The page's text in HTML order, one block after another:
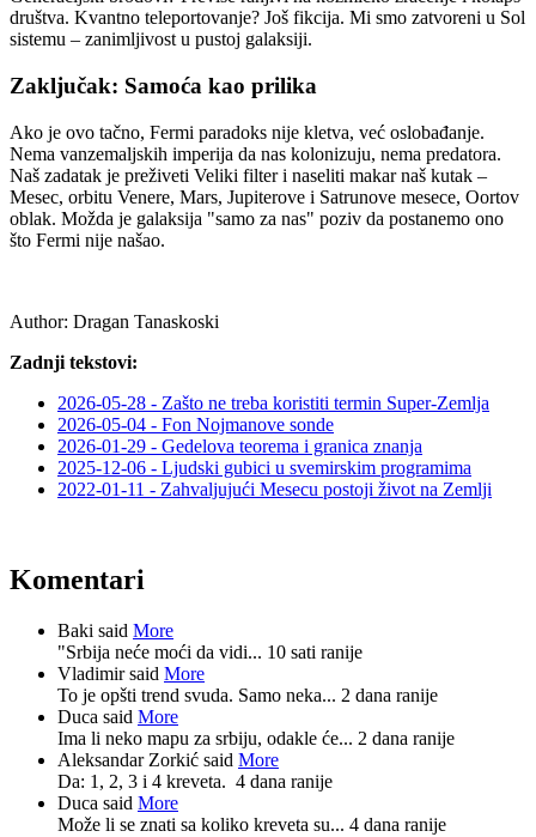
društva. Kvantno teleportovanje? Još fikcija. Mi smo zatvoreni u Sol
sistemu – zanimljivost u pustoj galaksiji.
Zaključak: Samoća kao prilika
Ako je ovo tačno, Fermi paradoks nije kletva, već oslobađanje.
Nema vanzemaljskih imperija da nas kolonizuju, nema predatora.
Naš zadatak je preživeti Veliki filter i naseliti makar naš kutak –
Mesec, orbitu Venere, Mars, Jupiterove i Satrunove mesece, Oortov
oblak. Možda je galaksija "samo za nas" poziv da postanemo ono
što Fermi nije našao.
Author: Dragan Tanaskoski
Zadnji tekstovi:
2026-05-28 - Zašto ne treba koristiti termin Super-Zemlja
2026-05-04 - Fon Nojmanove sonde
2026-01-29 - Gedelova teorema i granica znanja
2025-12-06 - Ljudski gubici u svemirskim programima
2022-01-11 - Zahvaljujući Mesecu postoji život na Zemlji
Komentari
Baki said More
"Srbija neće moći da vidi... 10 sati ranije
Vladimir said More
To je opšti trend svuda. Samo neka... 2 dana ranije
Duca said More
Ima li neko mapu za srbiju, odakle će... 2 dana ranije
Aleksandar Zorkić said More
Da: 1, 2, 3 i 4 kreveta. 4 dana ranije
Duca said More
Može li se znati sa koliko kreveta su... 4 dana ranije